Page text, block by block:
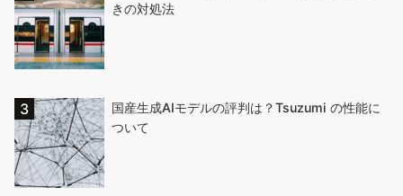
きの対処法
国産生成AIモデルの評判は？Tsuzumi の性能に
ついて